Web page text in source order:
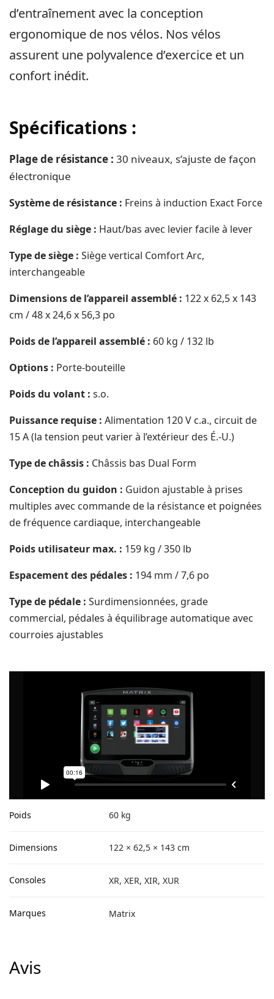
d’entraînement avec la conception
ergonomique de nos vélos. Nos vélos
assurent une polyvalence d’exercice et un
confort inédit.
Spécifications :
Plage de résistance :30 niveaux, s’ajuste de façon
électronique
Système de résistance : Freins à induction Exact Force
Réglage du siège : Haut/bas avec levier facile à lever
Type de siège :Siège vertical Comfort Arc,
interchangeable
Dimensions de l’appareil assemblé : 122 x 62,5 x 143
cm / 48 x 24,6 x 56,3 po
Poids de l’appareil assemblé : 60 kg / 132 lb
Options : Porte-bouteille
Poids du volant :s.o.
Puissance requise :Alimentation 120 V c.a., circuit de
15 A (la tension peut varier à l’extérieur des É.-U.)
Type de châssis : Châssis bas Dual Form
Conception du guidon : Guidon ajustable à prises
multiples avec commande de la résistance et poignées
de fréquence cardiaque, interchangeable
Poids utilisateur max. : 159 kg / 350 lb
Espacement des pédales : 194 mm / 7,6 po
Type de pédale :Surdimensionnées, grade
commercial, pédales à équilibrage automatique avec
courroies ajustables
Poids 60 kg
Dimensions 122 × 62,5 × 143 cm
Consoles XR, XER, XIR, XUR
Marques Matrix
Avis